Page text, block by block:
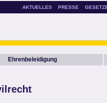
AKTUELLES PRESSE
Ehrenbeleidigung